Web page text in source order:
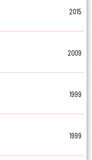
2015
2009
1999
1999